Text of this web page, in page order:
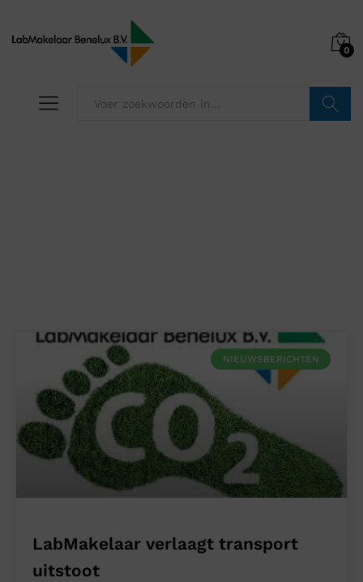
0
NIEUWSBERICHTEN
LabMakelaar verlaagt transport
uitstoot